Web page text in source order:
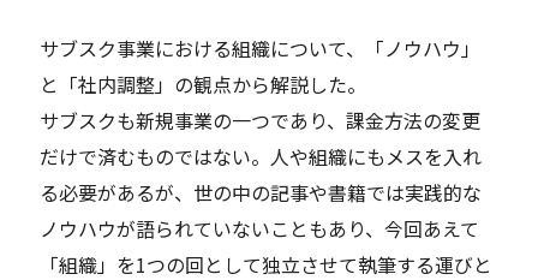
サブスク事業における組織について、「ノウハウ」
と「社内調整」の観点から解説した。
サブスクも新規事業の一つであり、課金方法の変更
だけで済むものではない。人や組織にもメスを入れ
る必要があるが、世の中の記事や書籍では実践的な
ノウハウが語られていないこともあり、今回あえて
「組織」を1つの回として独立させて執筆する運びと